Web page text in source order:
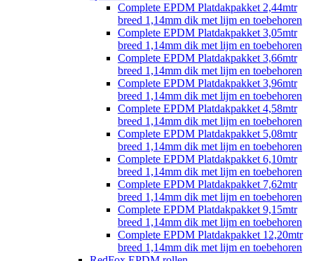
Complete EPDM Platdakpakket 2,44mtr
breed 1,14mm dik met lijm en toebehoren
Complete EPDM Platdakpakket 3,05mtr
breed 1,14mm dik met lijm en toebehoren
Complete EPDM Platdakpakket 3,66mtr
breed 1,14mm dik met lijm en toebehoren
Complete EPDM Platdakpakket 3,96mtr
breed 1,14mm dik met lijm en toebehoren
Complete EPDM Platdakpakket 4,58mtr
breed 1,14mm dik met lijm en toebehoren
Complete EPDM Platdakpakket 5,08mtr
breed 1,14mm dik met lijm en toebehoren
Complete EPDM Platdakpakket 6,10mtr
breed 1,14mm dik met lijm en toebehoren
Complete EPDM Platdakpakket 7,62mtr
breed 1,14mm dik met lijm en toebehoren
Complete EPDM Platdakpakket 9,15mtr
breed 1,14mm dik met lijm en toebehoren
Complete EPDM Platdakpakket 12,20mtr
breed 1,14mm dik met lijm en toebehoren